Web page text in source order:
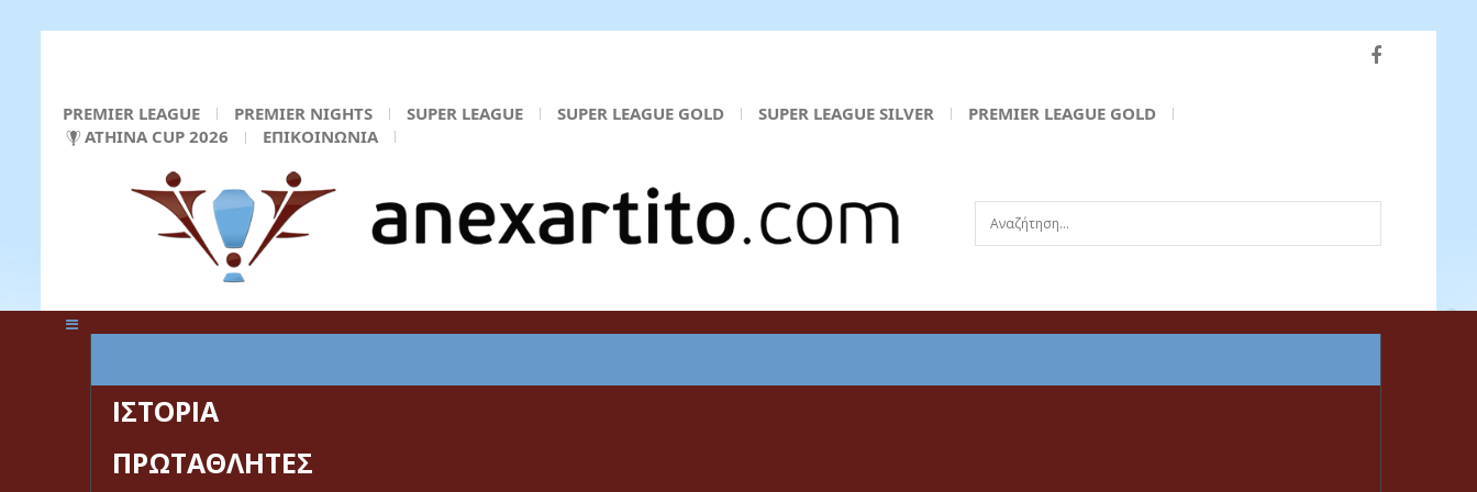
PREMIER LEAGUE PREMIER NIGHTS SUPER LEAGUE SUPER LEAGUE GOLD SUPER LEAGUE SILVER
PREMIER LEAGUE GOLD
ATHINA CUP 2026
ΕΠΙΚΟΙΝΩΝΙΑ
Αναζήτηση...
ΙΣΤΟΡΙΑ
ΠΡΩΤΑΘΛΗΤΕΣ